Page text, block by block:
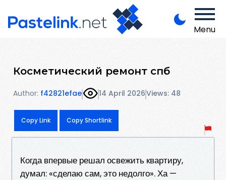
Menu
Косметический ремонт спб
Author: f42821efae 14 April 2026Views: 48
Copy Link Copy Shortlink
Когда впервые решал освежить квартиру,
думал: «сделаю сам, это недолго». Ха —